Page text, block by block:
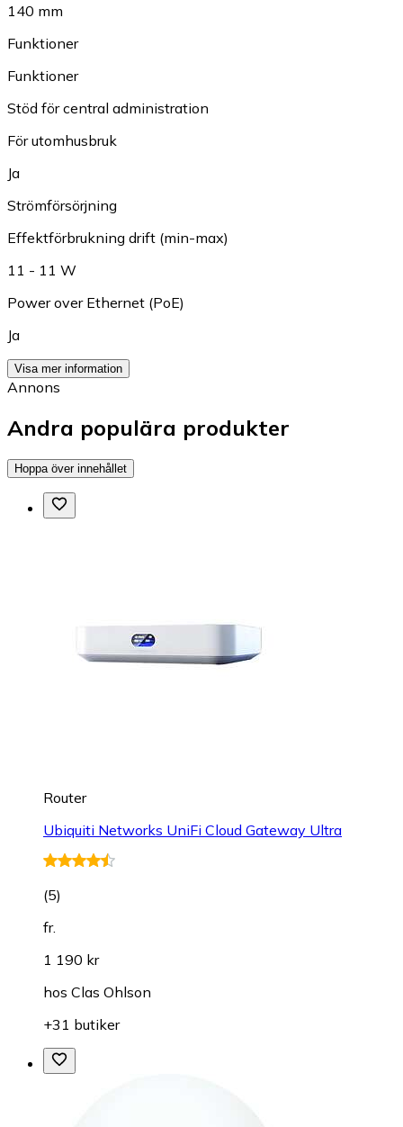
140 mm
Funktioner
Funktioner
Stöd för central administration
För utomhusbruk
Ja
Strömförsörjning
Effektförbrukning drift (min-max)
11 - 11 W
Power over Ethernet (PoE)
Ja
Visa mer information
Annons
Andra populära produkter
Hoppa över innehållet
Router
Ubiquiti Networks UniFi Cloud Gateway Ultra
(5)
fr.
1 190 kr
hos Clas Ohlson
+31 butiker